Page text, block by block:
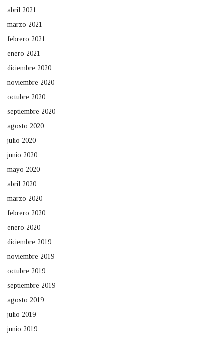
abril 2021
marzo 2021
febrero 2021
enero 2021
diciembre 2020
noviembre 2020
octubre 2020
septiembre 2020
agosto 2020
julio 2020
junio 2020
mayo 2020
abril 2020
marzo 2020
febrero 2020
enero 2020
diciembre 2019
noviembre 2019
octubre 2019
septiembre 2019
agosto 2019
julio 2019
junio 2019